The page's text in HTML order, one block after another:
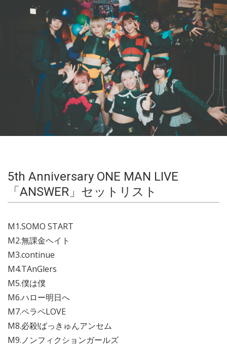
5th Anniversary ONE MAN LIVE
「ANSWER」セットリスト
M1.SOMO START
M2.無課金ヘイト
M3.continue
M4.TAnGlers
M5.僕は僕
M6.ハロー明日へ
M7.ペラペLOVE
M8.必殺!ばっきゅんアンセム
M9.ノンフィクションガールズ